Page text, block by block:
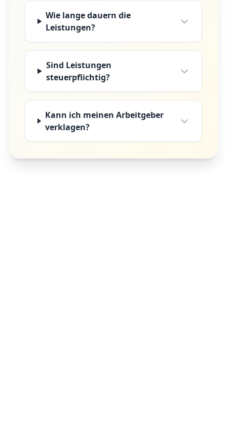
Wie lange dauern die
Leistungen?
Sind Leistungen
steuerpflichtig?
Kann ich meinen Arbeitgeber
verklagen?